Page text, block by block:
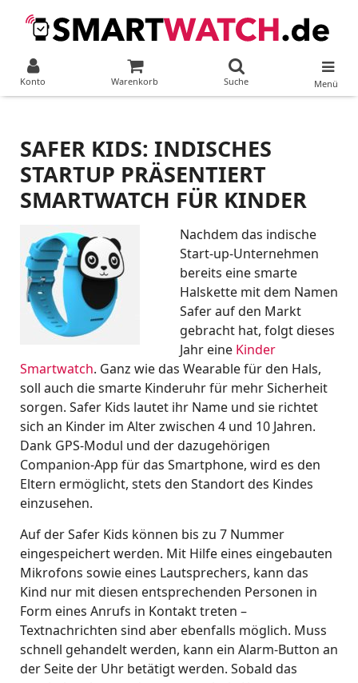
Konto Warenkorb Suche Menü
SAFER KIDS: INDISCHES
STARTUP PRÄSENTIERT
SMARTWATCH FÜR KINDER
Nachdem das indische
Start-up-Unternehmen
bereits eine smarte
Halskette mit dem Namen
Safer auf den Markt
gebracht hat, folgt dieses
Jahr eine Kinder
Smartwatch. Ganz wie das Wearable für den Hals,
soll auch die smarte Kinderuhr für mehr Sicherheit
sorgen. Safer Kids lautet ihr Name und sie richtet
sich an Kinder im Alter zwischen 4 und 10 Jahren.
Dank GPS-Modul und der dazugehörigen
Companion-App für das Smartphone, wird es den
Eltern ermöglicht, stets den Standort des Kindes
einzusehen.
Auf der Safer Kids können bis zu 7 Nummer
eingespeichert werden. Mit Hilfe eines eingebauten
Mikrofons sowie eines Lautsprechers, kann das
Kind nur mit diesen entsprechenden Personen in
Form eines Anrufs in Kontakt treten –
Textnachrichten sind aber ebenfalls möglich. Muss
schnell gehandelt werden, kann ein Alarm-Button an
der Seite der Uhr betätigt werden. Sobald das